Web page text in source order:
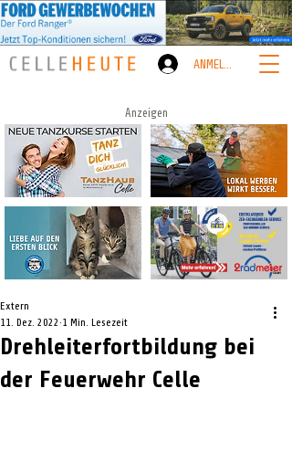
ANMELDEN
Anzeigen
Drehleiterfortbildung bei
der Feuerwehr Celle
Extern
11. Dez. 2022 1 Min. Lesezeit